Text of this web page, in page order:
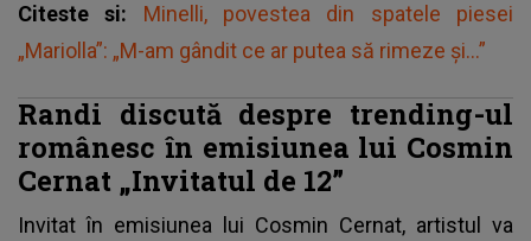
Citeste si: Minelli, povestea din spatele piesei
„Mariolla”: „M-am gândit ce ar putea să rimeze și...”
Randi discută despre trending-ul
românesc în emisiunea lui Cosmin
Cernat „Invitatul de 12”
Invitat în emisiunea lui Cosmin Cernat, artistul va